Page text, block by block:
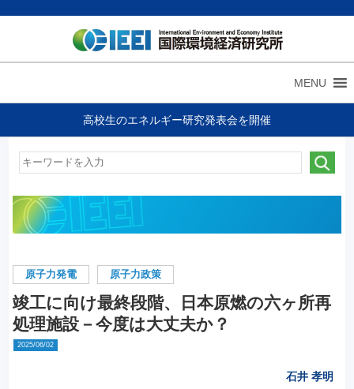
MENU
高校生のエネルギー研究発表会を開催
原子力発電 原子力政策
竣工に向け最終段階、日本原燃の六ヶ所再
処理施設－今度は大丈夫か？
2025/06/02
石井 孝明